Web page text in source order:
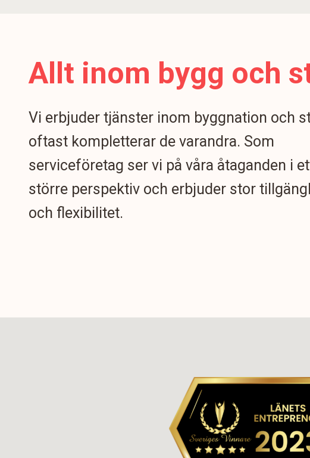
Allt inom bygg och
Vi erbjuder tjänster inom byggnation och
oftast kompletterar de varandra. Som
serviceföretag ser vi på våra åtaganden i
större perspektiv och erbjuder stor
och flexibilitet.